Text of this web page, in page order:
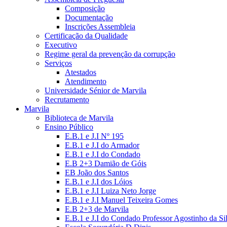
Composição
Documentação
Inscrições Assembleia
Certificação da Qualidade
Executivo
Regime geral da prevenção da corrupção
Serviços
Atestados
Atendimento
Universidade Sénior de Marvila
Recrutamento
Marvila
Biblioteca de Marvila
Ensino Público
E.B.1 e J.I Nº 195
E.B.1 e J.I do Armador
E.B.1 e J.I do Condado
E.B 2+3 Damião de Góis
EB João dos Santos
E.B.1 e J.I dos Lóios
E.B.1 e J.I Luiza Neto Jorge
E.B.1 e J.I Manuel Teixeira Gomes
E.B 2+3 de Marvila
E.B.1 e J.I do Condado Professor Agostinho da